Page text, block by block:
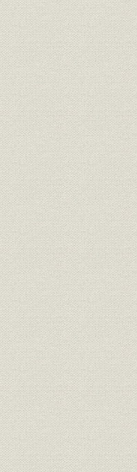
2. 直配手形制度と
3. 樽から壜への時
4. 銚子醤油との資
第3編 「供給責任」を
年)(戦時統制経済の時代)
時代と経営の軌跡
第1章 「天下一品」
1. 戦時経済体制へ
2. 原料統制と配給
3. しょうゆにも品
4. 技術開発と野田
第2章 戦時下の内外
1. 戦時中の海外輸
2. 台湾、サハリン
3. 海外生産拠点の
4. 戦争末期の国内
第4編 「醸造しょうゆ
和30年)(戦後の経済復興期)